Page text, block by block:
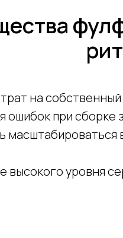
на собственный
ошибок при сборке
масштабироваться
высокого уровня